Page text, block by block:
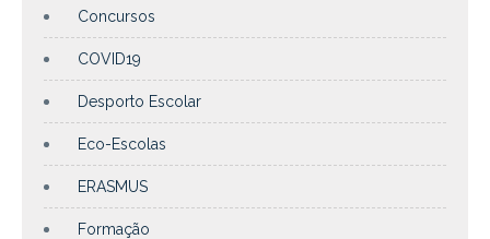
Concursos
COVID19
Desporto Escolar
Eco-Escolas
ERASMUS
Formação